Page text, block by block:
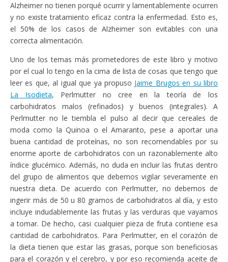
Alzheimer no tienen porqué ocurrir y lamentablemente ocurren
y no existe tratamiento eficaz contra la enfermedad. Esto es,
el 50% de los casos de Alzheimer son evitables con una
correcta alimentación.
Uno de los temas más prometedores de este libro y motivo
por el cual lo tengo en la cima de lista de cosas que tengo que
leer es que, al igual que ya propuso Jaime Brugos en su libro
La Isodieta, Perlmutter no cree en la teoría de los
carbohidratos malos (refinados) y buenos (integrales). A
Perlmutter no le tiembla el pulso al decir que cereales de
moda como la Quinoa o el Amaranto, pese a aportar una
buena cantidad de proteínas, no son recomendables por su
enorme aporte de carbohidratos con un razonablemente alto
índice glucémico. Además, no duda en incluir las frutas dentro
del grupo de alimentos que debemos vigilar severamente en
nuestra dieta. De acuerdo con Perlmutter, no debemos de
ingerir más de 50 u 80 gramos de carbohidratos al día, y esto
incluye indudablemente las frutas y las verduras que vayamos
a tomar. De hecho, casi cualquier pieza de fruta contiene esa
cantidad de carbohidratos. Para Perlmutter, en el corazón de
la dieta tienen que estar las grasas, porque son beneficiosas
para el corazón y el cerebro, y por eso recomienda aceite de